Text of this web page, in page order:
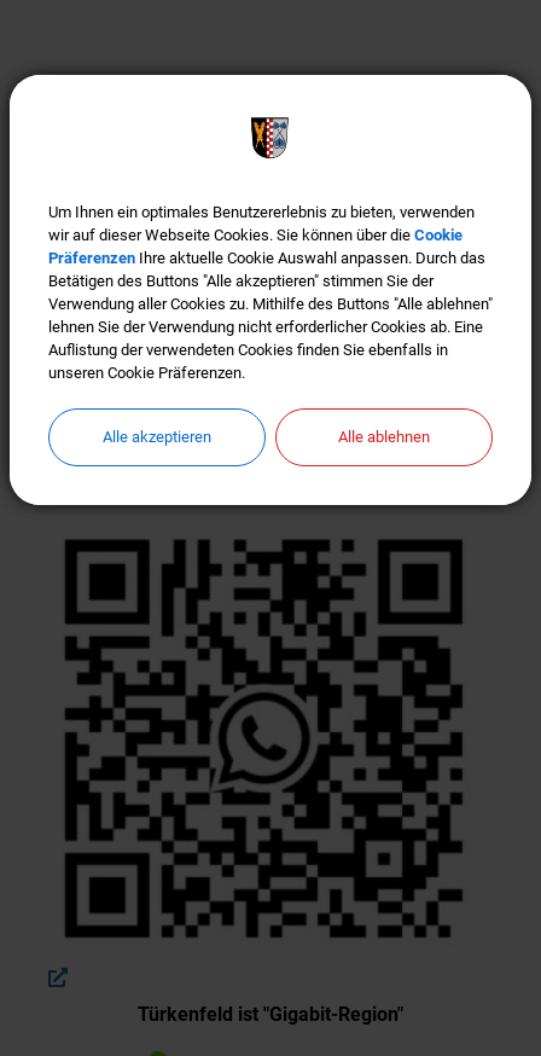
Wartezeiten ade: Termin vereinbaren (siehe Button im
Wartezeiten im Bürgerbüro, im Bauamt bzw. der
Gemeinde-Kasse zu vermeiden, bitten wir vor JEDEM
Besuch um Terminvereinbarung. Wir freuen uns, wenn
Sie auch weiterhin eine Maske tragen.
Offizieller WhatsApp Kanal der
Türkenfeld ist "Gigabit-Region"
Um Ihnen ein optimales Benutzererlebnis zu bieten, verwenden
wir auf dieser Webseite Cookies. Sie können über die Cookie
Präferenzen Ihre aktuelle Cookie Auswahl anpassen. Durch das
Betätigen des Buttons "Alle akzeptieren" stimmen Sie der
Verwendung aller Cookies zu. Mithilfe des Buttons "Alle ablehnen"
lehnen Sie der Verwendung nicht erforderlicher Cookies ab. Eine
Auflistung der verwendeten Cookies finden Sie ebenfalls in
unseren Cookie Präferenzen.
Alle akzeptieren Alle ablehnen
Um Ihnen ein optimales Benutzererlebnis zu bieten, verwenden
wir auf dieser Webseite Cookies. Sie können über die Cookie
Präferenzen Ihre aktuelle Cookie Auswahl anpassen. Durch das
Betätigen des Buttons "Alle akzeptieren" stimmen Sie der
Verwendung aller Cookies zu. Mithilfe des Buttons "Alle ablehnen"
lehnen Sie der Verwendung nicht erforderlicher Cookies ab. Eine
Auflistung der verwendeten Cookies finden Sie ebenfalls in
unseren Cookie Präferenzen.
Alle akzeptieren Alle ablehnen